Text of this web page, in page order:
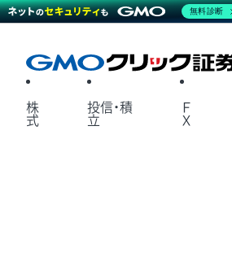
株
式
投信・積
立
Ｆ
Ｘ
無料診断